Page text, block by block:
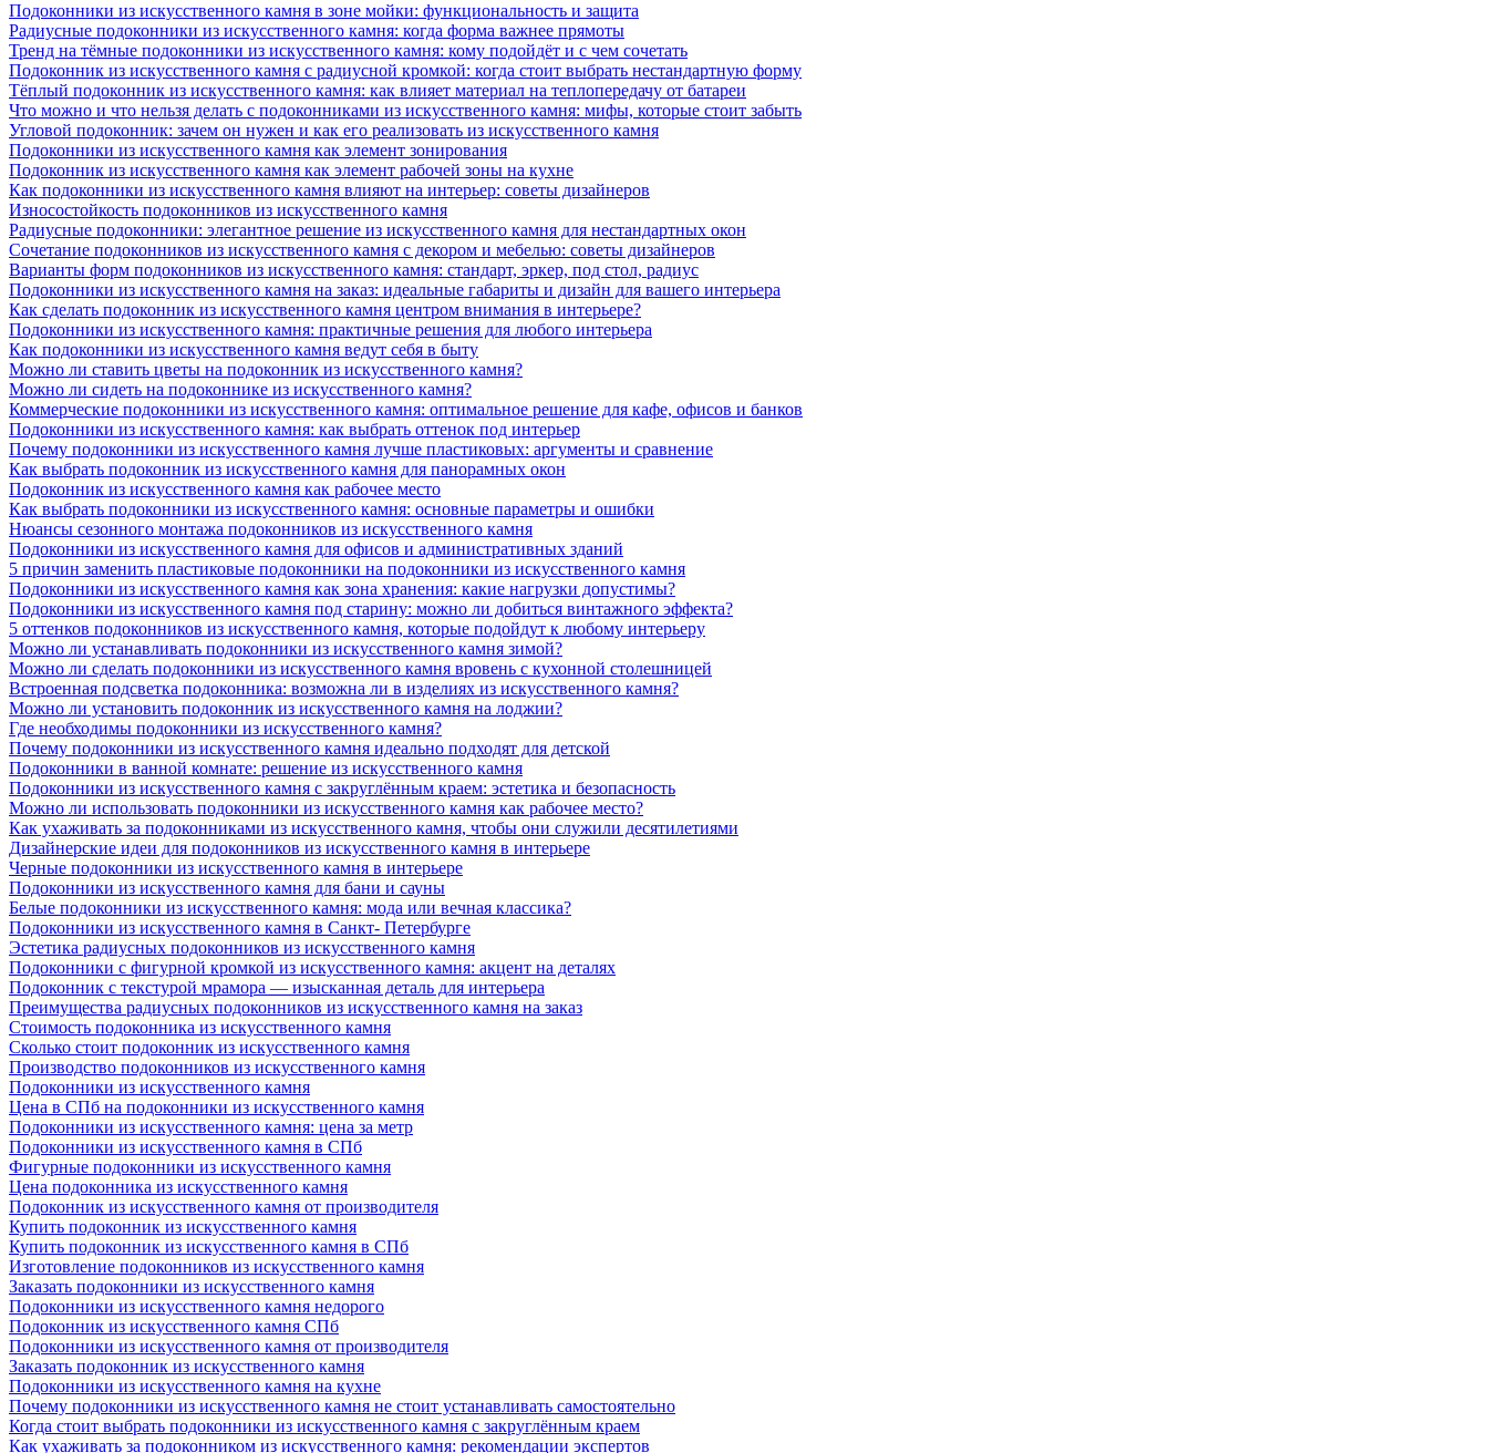
Подоконники из искусственного камня в зоне мойки: функциональность и защита
Радиусные подоконники из искусственного камня: когда форма важнее прямоты
Тренд на тёмные подоконники из искусственного камня: кому подойдёт и с чем сочетать
Подоконник из искусственного камня с радиусной кромкой: когда стоит выбрать нестандартную форму
Тёплый подоконник из искусственного камня: как влияет материал на теплопередачу от батареи
Что можно и что нельзя делать с подоконниками из искусственного камня: мифы, которые стоит забыть
Угловой подоконник: зачем он нужен и как его реализовать из искусственного камня
Подоконники из искусственного камня как элемент зонирования
Подоконник из искусственного камня как элемент рабочей зоны на кухне
Как подоконники из искусственного камня влияют на интерьер: советы дизайнеров
Износостойкость подоконников из искусственного камня
Радиусные подоконники: элегантное решение из искусственного камня для нестандартных окон
Сочетание подоконников из искусственного камня с декором и мебелью: советы дизайнеров
Варианты форм подоконников из искусственного камня: стандарт, эркер, под стол, радиус
Подоконники из искусственного камня на заказ: идеальные габариты и дизайн для вашего интерьера
Как сделать подоконник из искусственного камня центром внимания в интерьере?
Подоконники из искусственного камня: практичные решения для любого интерьера
Как подоконники из искусственного камня ведут себя в быту
Можно ли ставить цветы на подоконник из искусственного камня?
Можно ли сидеть на подоконнике из искусственного камня?
Коммерческие подоконники из искусственного камня: оптимальное решение для кафе, офисов и банков
Подоконники из искусственного камня: как выбрать оттенок под интерьер
Почему подоконники из искусственного камня лучше пластиковых: аргументы и сравнение
Как выбрать подоконник из искусственного камня для панорамных окон
Подоконник из искусственного камня как рабочее место
Как выбрать подоконники из искусственного камня: основные параметры и ошибки
Нюансы сезонного монтажа подоконников из искусственного камня
Подоконники из искусственного камня для офисов и административных зданий
5 причин заменить пластиковые подоконники на подоконники из искусственного камня
Подоконники из искусственного камня как зона хранения: какие нагрузки допустимы?
Подоконники из искусственного камня под старину: можно ли добиться винтажного эффекта?
5 оттенков подоконников из искусственного камня, которые подойдут к любому интерьеру
Можно ли устанавливать подоконники из искусственного камня зимой?
Можно ли сделать подоконники из искусственного камня вровень с кухонной столешницей
Встроенная подсветка подоконника: возможна ли в изделиях из искусственного камня?
Можно ли установить подоконник из искусственного камня на лоджии?
Где необходимы подоконники из искусственного камня?
Почему подоконники из искусственного камня идеально подходят для детской
Подоконники в ванной комнате: решение из искусственного камня
Подоконники из искусственного камня с закруглённым краем: эстетика и безопасность
Можно ли использовать подоконники из искусственного камня как рабочее место?
Как ухаживать за подоконниками из искусственного камня, чтобы они служили десятилетиями
Дизайнерские идеи для подоконников из искусственного камня в интерьере
Черные подоконники из искусственного камня в интерьере
Подоконники из искусственного камня для бани и сауны
Белые подоконники из искусственного камня: мода или вечная классика?
Подоконники из искусственного камня в Санкт- Петербурге
Эстетика радиусных подоконников из искусственного камня
Подоконники с фигурной кромкой из искусственного камня: акцент на деталях
Подоконник с текстурой мрамора — изысканная деталь для интерьера
Преимущества радиусных подоконников из искусственного камня на заказ
Стоимость подоконника из искусственного камня
Сколько стоит подоконник из искусственного камня
Производство подоконников из искусственного камня
Подоконники из искусственного камня
Цена в СПб на подоконники из искусственного камня
Подоконники из искусственного камня: цена за метр
Подоконники из искусственного камня в СПб
Фигурные подоконники из искусственного камня
Цена подоконника из искусственного камня
Подоконник из искусственного камня от производителя
Купить подоконник из искусственного камня
Купить подоконник из искусственного камня в СПб
Изготовление подоконников из искусственного камня
Заказать подоконники из искусственного камня
Подоконники из искусственного камня недорого
Подоконник из искусственного камня СПб
Подоконники из искусственного камня от производителя
Заказать подоконник из искусственного камня
Подоконники из искусственного камня на кухне
Почему подоконники из искусственного камня не стоит устанавливать самостоятельно
Когда стоит выбрать подоконники из искусственного камня с закруглённым краем
Как ухаживать за подоконником из искусственного камня: рекомендации экспертов